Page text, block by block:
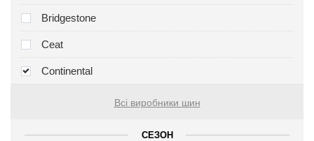
Bridgestone
Ceat
Continental
Всі виробники шин
СЕЗОН